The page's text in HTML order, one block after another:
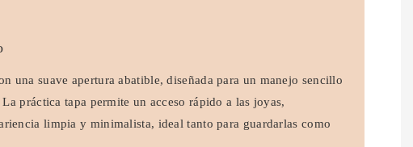
una suave apertura abatible, diseñada para un manejo sencillo
práctica tapa permite un acceso rápido a las joyas,
limpia y minimalista, ideal tanto para guardarlas como